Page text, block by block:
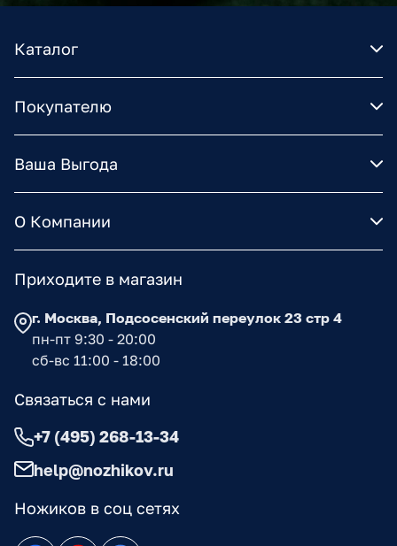
Каталог
Покупателю
Ваша Выгода
О Компании
Ножиков в соц сетях
Приходите в магазин
г. Москва, Подсосенский переулок 23 стр 4
пн-пт 9:30 - 20:00
сб-вс 11:00 - 18:00
Связаться с нами
+7 (495) 268-13-34
help@nozhikov.ru